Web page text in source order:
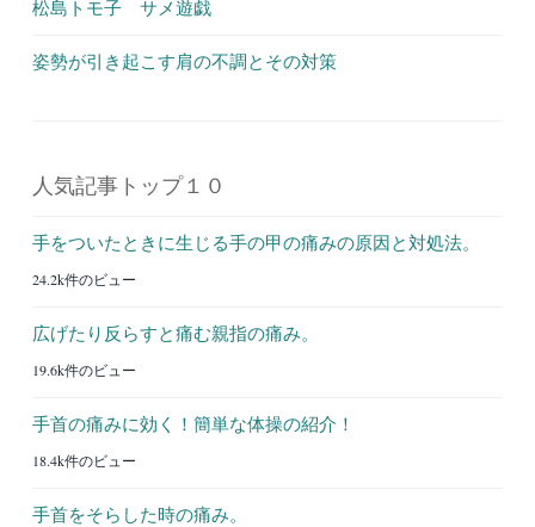
松島トモ子 サメ遊戯
姿勢が引き起こす肩の不調とその対策
人気記事トップ１０
手をついたときに生じる手の甲の痛みの原因と対処法。
24.2k件のビュー
広げたり反らすと痛む親指の痛み。
19.6k件のビュー
手首の痛みに効く！簡単な体操の紹介！
18.4k件のビュー
手首をそらした時の痛み。